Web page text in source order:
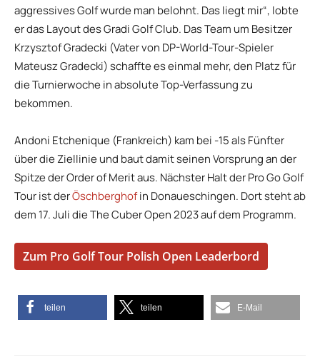
aggressives Golf wurde man belohnt. Das liegt mir“, lobte
er das Layout des Gradi Golf Club. Das Team um Besitzer
Krzysztof Gradecki (Vater von DP-World-Tour-Spieler
Mateusz Gradecki) schaffte es einmal mehr, den Platz für
die Turnierwoche in absolute Top-Verfassung zu
bekommen.
Andoni Etchenique (Frankreich) kam bei -15 als Fünfter
über die Ziellinie und baut damit seinen Vorsprung an der
Spitze der Order of Merit aus. Nächster Halt der Pro Go Golf
Tour ist derÖschberghofin Donaueschingen. Dort steht ab
dem 17. Juli die The Cuber Open 2023 auf dem Programm.
Zum Pro Golf Tour Polish Open Leaderbord
teilen teilen E-Mail